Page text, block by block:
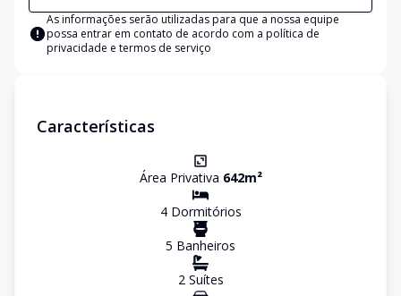
As informações serão utilizadas para que a nossa equipe
possa entrar em contato de acordo com a política de
privacidade e termos de serviço
Características
Área Privativa 642m²
4Dormitórios
5 Banheiros
2Suítes